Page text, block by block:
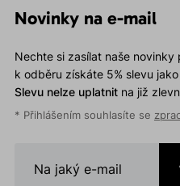
Novinky na e-mail
Nechte si zasílat naše novinky
k odběru získáte 5% slevu
Slevu nelze uplatnitna již
* Přihlášením souhlasíte se